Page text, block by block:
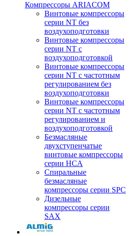
Компрессоры ARIACOM
Винтовые компрессоры
серии NT без
воздухоподготовки
Винтовые компрессоры
серии NT c
воздухоподготовкой
Винтовые компрессоры
серии NT с частотным
регулированием без
воздухоподготовки
Винтовые компрессоры
серии NT с частотным
регулированием и
воздухоподготовкой
Безмасляные
двухступенчатые
винтовые компрессоры
серии HCA
Спиральные
безмасляные
компрессоры серии SPC
Дизельные
компрессоры серии
SAX